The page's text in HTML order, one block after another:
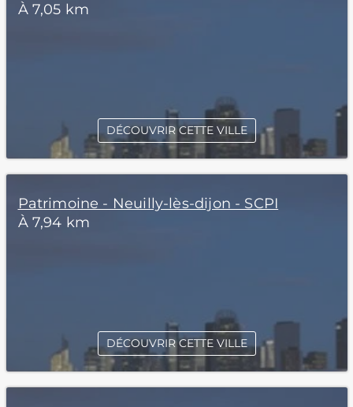
À 7,05 km
DÉCOUVRIR CETTE VILLE
Patrimoine - Neuilly-lès-dijon - SCPI
À 7,94 km
DÉCOUVRIR CETTE VILLE